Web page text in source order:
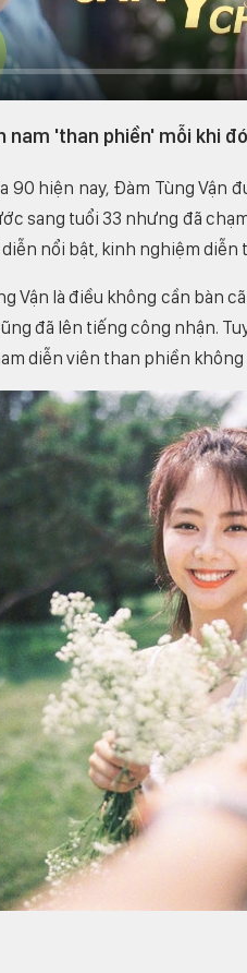
nam 'than phiền' mỗi khi
90 hiện nay, Đàm Tùng
sang tuổi 33 nhưng đã
nổi bật, kinh nghiệm
Vận là điều không cần bàn
đã lên tiếng công nhận.
diễn viên than phiền không